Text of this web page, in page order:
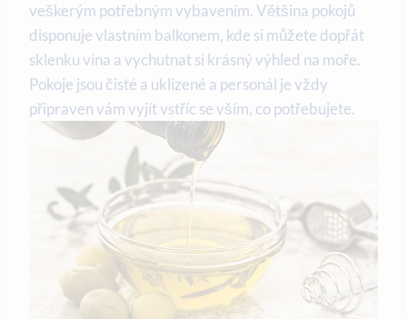
veškerým potřebným vybavením. Většina pokojů
disponuje vlastním balkonem, kde si můžete dopřát
sklenku vína a vychutnat si krásný výhled na moře.
Pokoje jsou čisté a uklizené a personál je vždy
připraven vám vyjít vstříc se vším, co potřebujete.